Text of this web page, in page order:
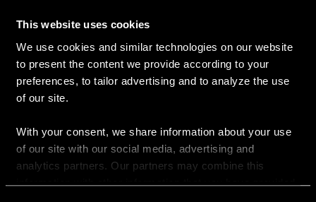
This website uses cookies
We use cookies and similar technologies on our website
to present the content we provide according to your
preferences, to tailor advertising and to analyze the use
of our site.
With your consent, we share information about your use
of our site with our social media, advertising and
analytics partners. Our partners may combine this
information with other information that you have provided
Tīra veiktspēja jūsu rokās.
Jaunais Mercedes-AMG GLC Coupe traucas ar tīru
jaudu un nevainojamu kontroli. Katrs pieskāriens
akseleratoram sniedz sajūsmu un adrenalīnu.